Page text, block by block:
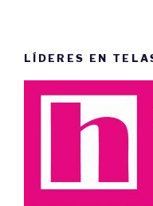
LÍDERES EN